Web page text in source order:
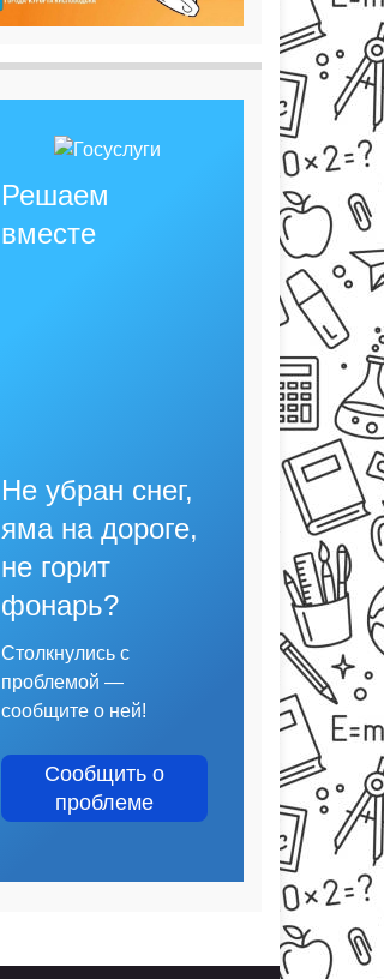
Решаем
вместе
Не убран снег,
яма на дороге,
не горит
фонарь?
Столкнулись с
проблемой —
сообщите о ней!
Сообщить о
проблеме